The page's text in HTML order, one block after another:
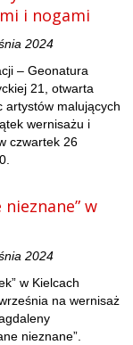
i nogami
2024
– Geonatura
21, otwarta
artystów malujących
wernisażu i
czwartek 26
nieznane” w
2024
w Kielcach
na wernisaż
nieznane”.